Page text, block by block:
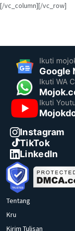
[/vc_column][/vc_row]
Ikuti
Google
Ikuti WA
Ikuti
Instagram
TikTok
LinkedIn
Tentang
Kru
Kirim Tulisan